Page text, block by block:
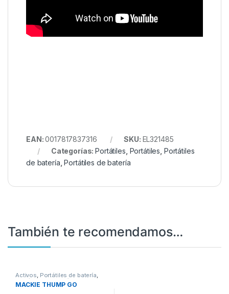
EAN:0017817837316 SKU: EL321485
Categorías:Portátiles Portátiles Portátiles
de batería ,Portátiles de batería
También te recomendamos…
Activos Portátiles de batería
Portátiles de batería
MACKIE THUMP GO